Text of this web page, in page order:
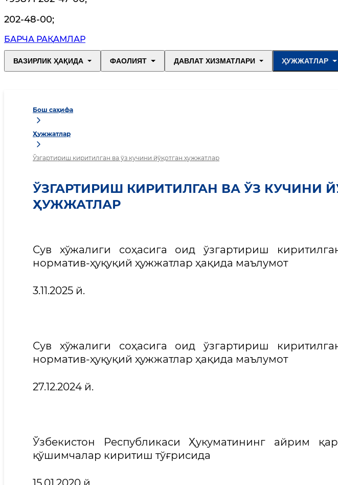
202-48-00;
БАРЧА РАҚАМЛАР
ВАЗИРЛИК ҲАҚИДА ФАОЛИЯТ ДАВЛАТ ХИЗМАТЛАРИ ҲУЖЖАТЛАР
Бош саҳифа
Ҳужжатлар
Ўзгартириш киритилган ва ўз кучини йўқотган ҳужжатлар
ЎЗГАРТИРИШ КИРИТИЛГАН ВА ЎЗ КУЧИНИ
ҲУЖЖАТЛАР
Сув хўжалиги соҳасига оид ўзгартириш
норматив-ҳуқуқий ҳужжатлар ҳақида маълумот
3.11.2025
Сув хўжалиги соҳасига оид ўзгартириш
норматив-ҳуқуқий ҳужжатлар ҳақида маълумот
27.12.2024
Ўзбекистон Республикаси Ҳукуматининг айрим
қўшимчалар киритиш тўғрисида